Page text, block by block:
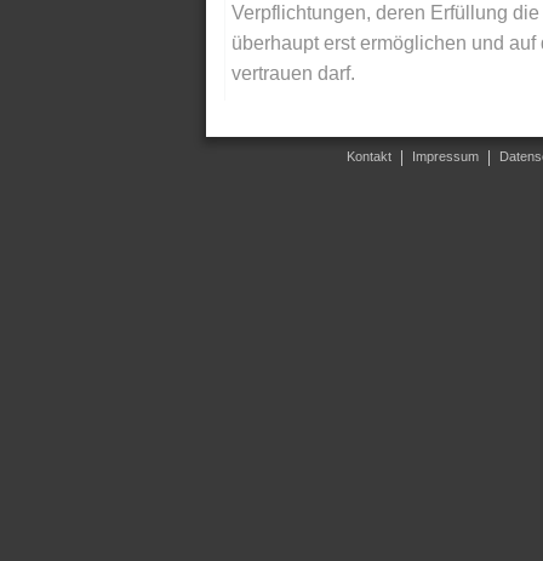
Verpflichtungen, deren Erfüllung
überhaupt erst ermöglichen und
vertrauen darf.
Kontakt Impressum